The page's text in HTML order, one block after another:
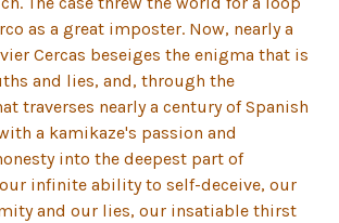
as a great imposter. Now, nearly a
Cercas beseiges the enigma that is
and lies, and, through the
traverses nearly a century of Spanish
a kamikaze's passion and
into the deepest part of
infinite ability to self-deceive, our
and our lies, our insatiable thirst